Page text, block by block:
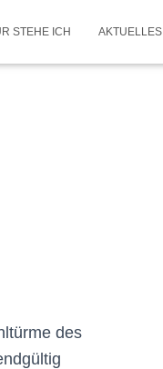
STEHE ICH AKTUELLES
des